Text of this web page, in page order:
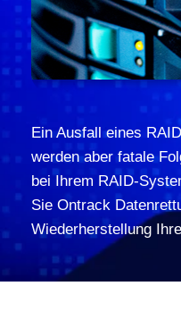
Ein Ausfall eines
werden aber fatale
bei Ihrem RAID-
Sie Ontrack
Wiederherstellung